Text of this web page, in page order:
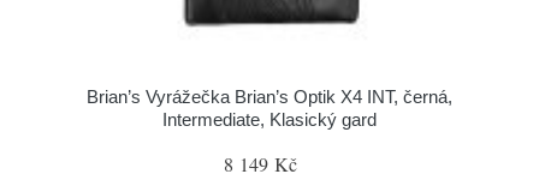
Brian’s Vyrážečka Brian’s Optik X4 INT, černá,
Intermediate, Klasický gard
8 149 Kč